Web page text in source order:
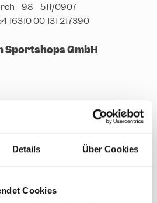
Details Über Cookies
Cookies
98 511/0907
16310 00 131 217390
GmbH
FN316671v
98 116/0153
16310 00 131 224885